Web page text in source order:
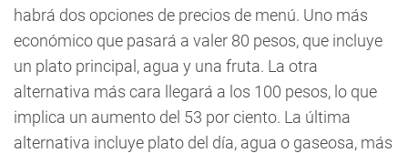
habrá dos opciones de precios de menú. Uno más
económico que pasará a valer 80 pesos, que incluye
un plato principal, agua y una fruta. La otra
alternativa más cara llegará a los 100 pesos, lo que
implica un aumento del 53 por ciento. La última
alternativa incluye plato del día, agua o gaseosa, más